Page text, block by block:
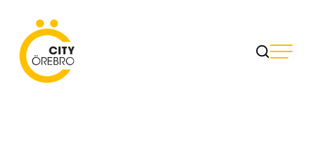
content
City Örebro